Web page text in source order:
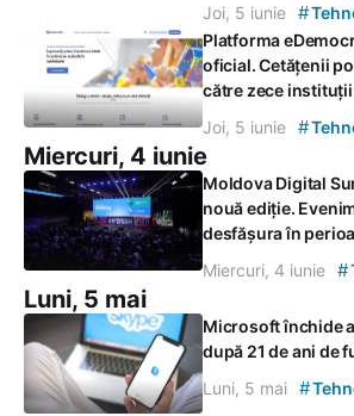
Joi, 5 iunie #
Platforma
oficial. Cetățenii
către zece
Joi, 5 iunie #
Miercuri, 4 iunie
Moldova Digital
nouă ediție.
desfășura în
Miercuri, 4 iunie #
Luni, 5 mai
Microsoft închide
după 21 de ani de
Luni, 5 mai #